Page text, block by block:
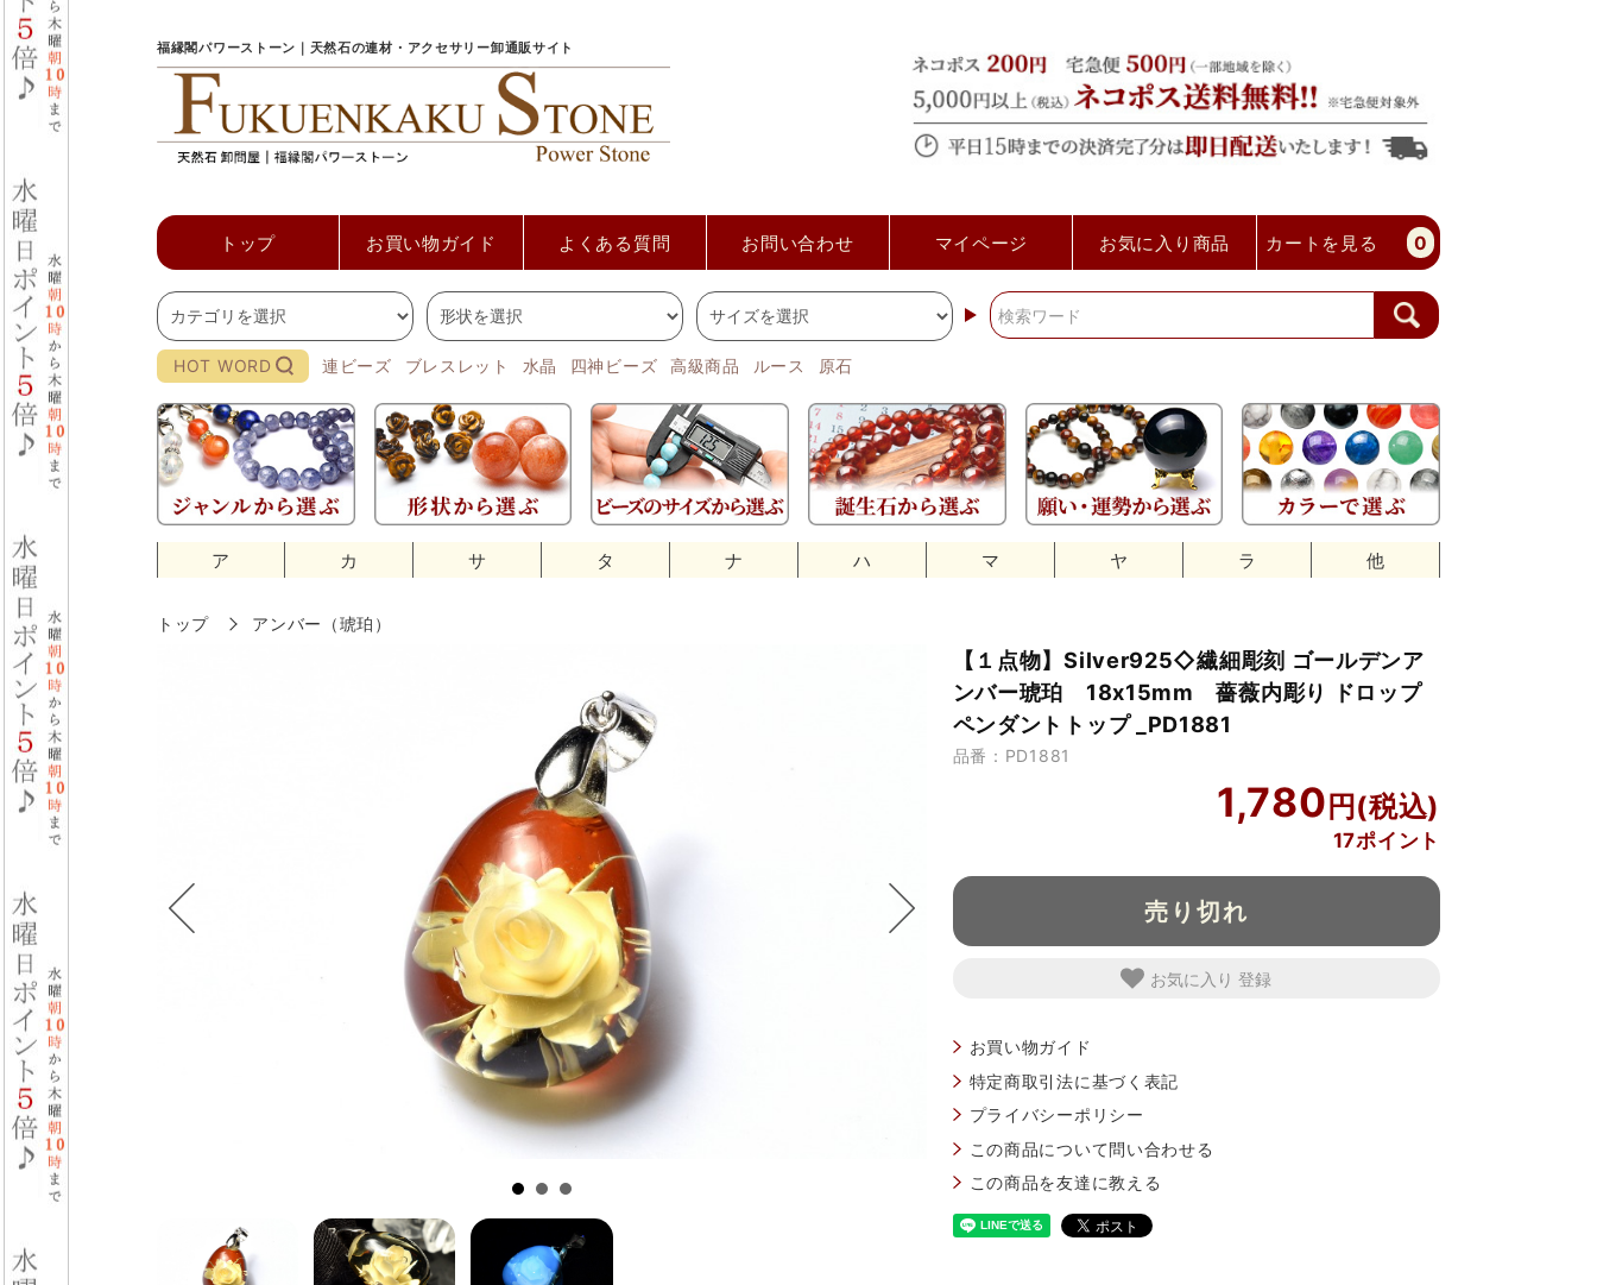
福縁閣パワーストーン｜天然石の連材・アクセサリー卸通販サイト
トップ お買い物ガイド よくある質問 お問い合わせ マイページ お気に入り商品 カートを見る 0
HOT WORD 連ビーズ ブレスレット 水晶 四神ビーズ 高級商品 ルース 原石
ア カ サ タ ナ ハ マ ヤ ラ 他
トップ アンバー（琥珀）
【１点物】Silver925◇繊細彫刻 ゴールデンア
ンバー琥珀 18x15mm 薔薇内彫り ドロップ
ペンダントトップ _PD1881
品番：PD1881
1,780
17ポイント
売り切れ
お気に入り
お買い物ガイド
特定商取引法に基づく表記
プライバシーポリシー
この商品について問い合わせる
この商品を友達に教える